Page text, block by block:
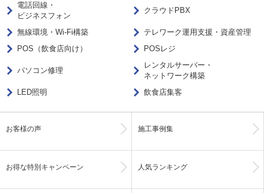
電話回線・
ビジネスフォン
クラウドPBX
無線環境・Wi-Fi構築
テレワーク運用支援・資産管理
POS（飲食店向け）
POSレジ
パソコン修理
レンタルサーバー・
ネットワーク構築
LED照明
飲食店集客
お客様の声 施工事例集
お得な特別キャンペーン 人気ランキング